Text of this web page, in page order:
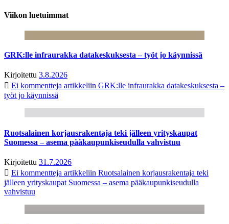
Viikon luetuimmat
GRK:lle infraurakka datakeskuksesta – työt jo käynnissä
Kirjoitettu 3.8.2026
Ei kommentteja artikkeliin GRK:lle infraurakka datakeskuksesta –
työt jo käynnissä
Ruotsalainen korjausrakentaja teki jälleen yrityskaupat
Suomessa – asema pääkaupunkiseudulla vahvistuu
Kirjoitettu 31.7.2026
Ei kommentteja artikkeliin Ruotsalainen korjausrakentaja teki
jälleen yrityskaupat Suomessa – asema pääkaupunkiseudulla
vahvistuu